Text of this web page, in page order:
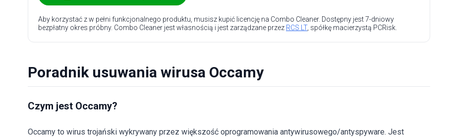
Aby korzystać z w pełni funkcjonalnego produktu, musisz kupić licencję na Combo Cleaner. Dostępny jest 7-dniowy
bezpłatny okres próbny. Combo Cleaner jest własnością i jest zarządzane przez RCS LT, spółkę macierzystą PCRisk.
Poradnik usuwania wirusa Occamy
Czym jest Occamy?
Occamy to wirus trojański wykrywany przez większość oprogramowania antywirusowego/antyspyware. Jest